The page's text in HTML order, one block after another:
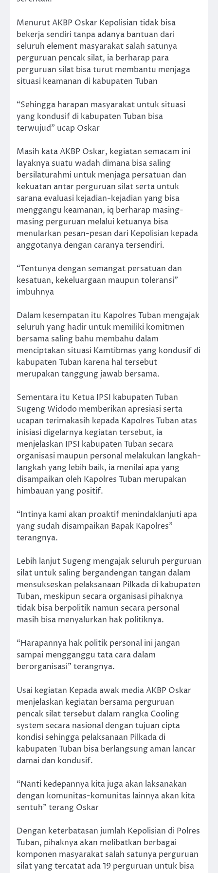
Menurut AKBP Oskar Kepolisian tidak bisa
bekerja sendiri tanpa adanya bantuan dari
seluruh element masyarakat salah satunya
perguruan pencak silat, ia berharap para
perguruan silat bisa turut membantu menjaga
situasi keamanan di kabupaten Tuban
“Sehingga harapan masyarakat untuk situasi
yang kondusif di kabupaten Tuban bisa
terwujud” ucap Oskar
Masih kata AKBP Oskar, kegiatan semacam ini
layaknya suatu wadah dimana bisa saling
bersilaturahmi untuk menjaga persatuan dan
kekuatan antar perguruan silat serta untuk
sarana evaluasi kejadian-kejadian yang bisa
menggangu keamanan, iq berharap masing-
masing perguruan melalui ketuanya bisa
menularkan pesan-pesan dari Kepolisian kepada
anggotanya dengan caranya tersendiri.
“Tentunya dengan semangat persatuan dan
kesatuan, kekeluargaan maupun toleransi”
imbuhnya
Dalam kesempatan itu Kapolres Tuban mengajak
seluruh yang hadir untuk memiliki komitmen
bersama saling bahu membahu dalam
menciptakan situasi Kamtibmas yang kondusif di
kabupaten Tuban karena hal tersebut
merupakan tanggung jawab bersama.
Sementara itu Ketua IPSI kabupaten Tuban
Sugeng Widodo memberikan apresiasi serta
ucapan terimakasih kepada Kapolres Tuban atas
inisiasi digelarnya kegiatan tersebut, ia
menjelaskan IPSI kabupaten Tuban secara
organisasi maupun personal melakukan langkah-
langkah yang lebih baik, ia menilai apa yang
disampaikan oleh Kapolres Tuban merupakan
himbauan yang positif.
“Intinya kami akan proaktif menindaklanjuti apa
yang sudah disampaikan Bapak Kapolres”
terangnya.
Lebih lanjut Sugeng mengajak seluruh perguruan
silat untuk saling bergandengan tangan dalam
mensukseskan pelaksanaan Pilkada di kabupaten
Tuban, meskipun secara organisasi pihaknya
tidak bisa berpolitik namun secara personal
masih bisa menyalurkan hak politiknya.
“Harapannya hak politik personal ini jangan
sampai mengganggu tata cara dalam
berorganisasi” terangnya.
Usai kegiatan Kepada awak media AKBP Oskar
menjelaskan kegiatan bersama perguruan
pencak silat tersebut dalam rangka Cooling
system secara nasional dengan tujuan cipta
kondisi sehingga pelaksanaan Pilkada di
kabupaten Tuban bisa berlangsung aman lancar
damai dan kondusif.
“Nanti kedepannya kita juga akan laksanakan
dengan komunitas-komunitas lainnya akan kita
sentuh” terang Oskar
Dengan keterbatasan jumlah Kepolisian di Polres
Tuban, pihaknya akan melibatkan berbagai
komponen masyarakat salah satunya perguruan
silat yang tercatat ada 19 perguruan untuk bisa